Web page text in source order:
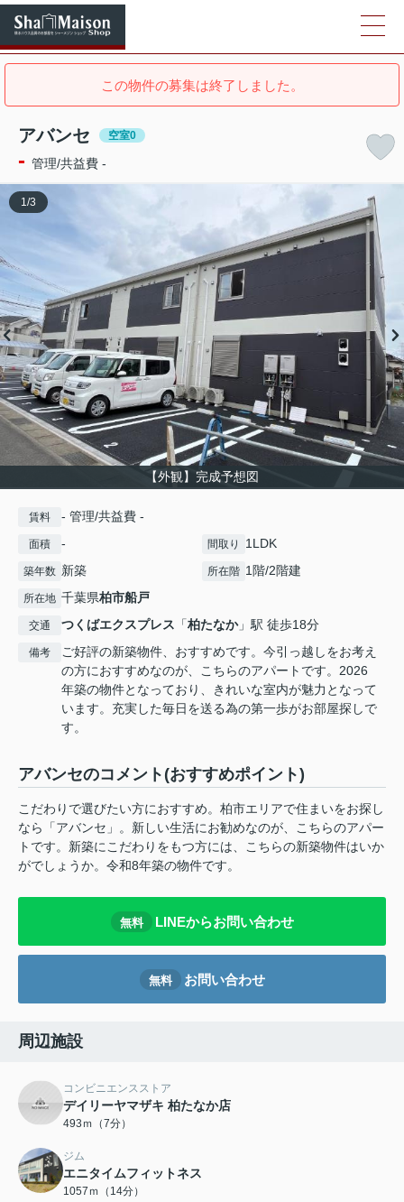
この物件の募集は終了しました。
アバンセ 空室0
- 管理/共益費 -
【外観】完成予想図
1 /3
賃料 - 管理/共益費 -
面積 - 間取り 1LDK
築年数 新築 所在階 1階/2階建
所在地 千葉県柏市船戸
交通 つくばエクスプレス 「柏たなか」駅 徒歩18分
備考
ご好評の新築物件、おすすめです。今引っ越しをお考え
の方におすすめなのが、こちらのアパートです。2026
年築の物件となっており、きれいな室内が魅力となって
います。充実した毎日を送る為の第一歩がお部屋探しで
す。
アバンセのコメント(おすすめポイント)
こだわりで選びたい方におすすめ。柏市エリアで住まいをお探し
なら「アバンセ」。新しい生活にお勧めなのが、こちらのアパー
トです。新築にこだわりをもつ方には、こちらの新築物件はいか
がでしょうか。令和8年築の物件です。
無料 LINEからお問い合わせ
無料 お問い合わせ
周辺施設
コンビニエンスストア
デイリーヤマザキ 柏たなか店
493ｍ（7分）
ジム
エニタイムフィットネス
1057ｍ（14分）